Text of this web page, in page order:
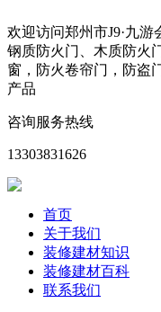
欢迎访问郑州市J9·九
钢质防火门、木质防火
窗，防火卷帘门，防盗
产品
咨询服务热线
13303831626
首页
关于我们
装修建材知识
装修建材百科
联系我们